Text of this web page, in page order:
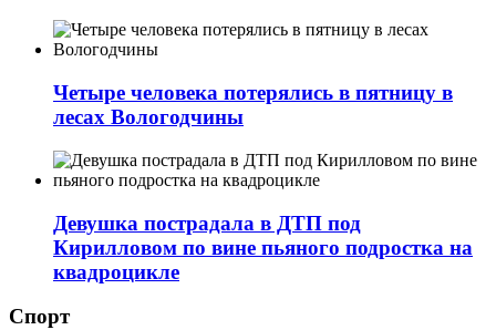
Четыре человека потерялись в пятницу в
лесах Вологодчины
Девушка пострадала в ДТП под
Кирилловом по вине пьяного подростка на
квадроцикле
Спорт